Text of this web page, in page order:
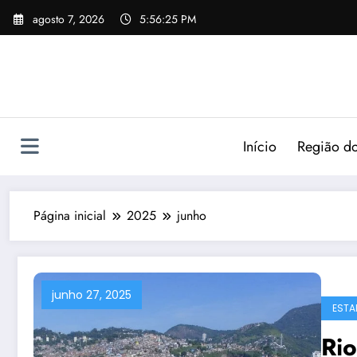
agosto 7, 2026 5:56:26 PM
Início Região
Página inicial 2025 junho
junho 27, 2025